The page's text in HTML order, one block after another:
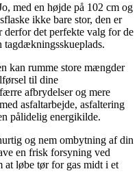
med en højde på 102 cm og
ikke bare stor, den er
det perfekte valg for de
kan rumme store mængder
til dine
afbrydelser og mere
asfaltarbejde, asfaltering
pålidelig energikilde.
og nem ombytning af din
en frisk forsyning ved
at løbe tør for gas midt i et